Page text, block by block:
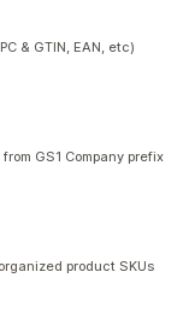
& GTIN, EAN, etc)
GS1 Company prefix
product SKUs